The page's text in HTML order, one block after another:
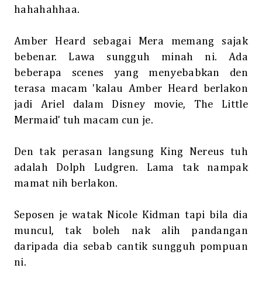
hahahahhaa.
Amber Heard sebagai Mera memang sajak
bebenar. Lawa sungguh minah ni. Ada
beberapa scenes yang menyebabkan den
terasa macam 'kalau Amber Heard berlakon
jadi Ariel dalam Disney movie, The Little
Mermaid' tuh macam cun je.
Den tak perasan langsung King Nereus tuh
adalah Dolph Ludgren. Lama tak nampak
mamat nih berlakon.
Seposen je watak Nicole Kidman tapi bila dia
muncul, tak boleh nak alih pandangan
daripada dia sebab cantik sungguh pompuan
ni.